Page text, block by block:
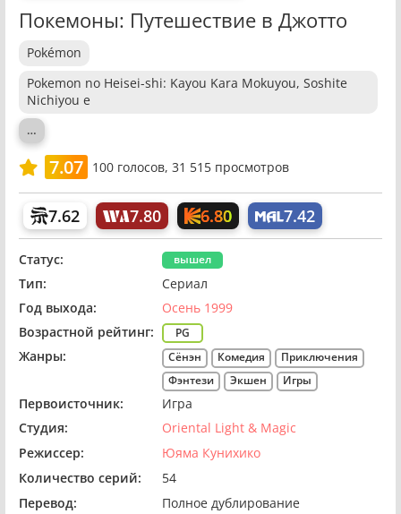
Покемоны: Путешествие в Джотто
Pokémon
Pokemon no Heisei-shi: Kayou Kara Mokuyou, Soshite
Nichiyou e
…
7.07 100голосов, 31 515 просмотров
7.62 7.80 6.80 7.42
Статус: вышел
Тип:
Сериал
Год выхода:
Осень 1999
Возрастной рейтинг:
PG
Жанры: Сёнэн Комедия
Приключения
Фэнтези
Экшен Игры
Первоисточник:
Игра
Студия:
Oriental Light & Magic
Режиссер:
Юяма Кунихико
Количество серий:
54
Перевод:
Полное дублирование